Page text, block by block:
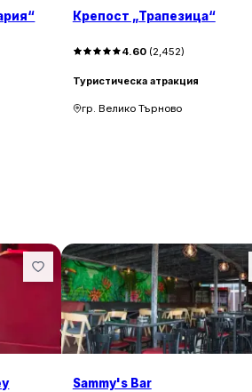
Крепост „Трапезица“
4.60(2,452)
Туристическа атракция
гр. Велико Търново
Sammy's Bar